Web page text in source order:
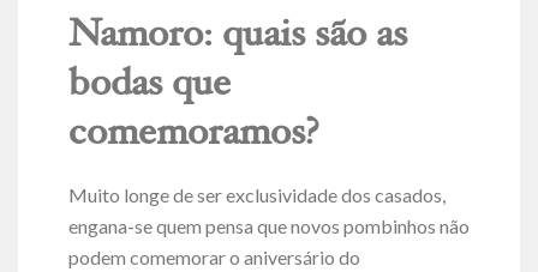
Namoro: quais são as
bodas que
comemoramos?
Muito longe de ser exclusividade dos casados,
engana-se quem pensa que novos pombinhos não
podem comemorar o aniversário do